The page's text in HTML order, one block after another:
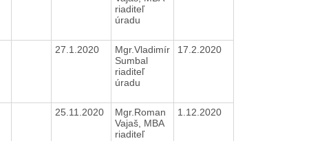
riaditeľ
úradu
27.1.2020
Mgr.Vladimír
Sumbal
riaditeľ
úradu
17.2.2020
25.11.2020
Mgr.Roman
Vajaš, MBA
riaditeľ
1.12.2020